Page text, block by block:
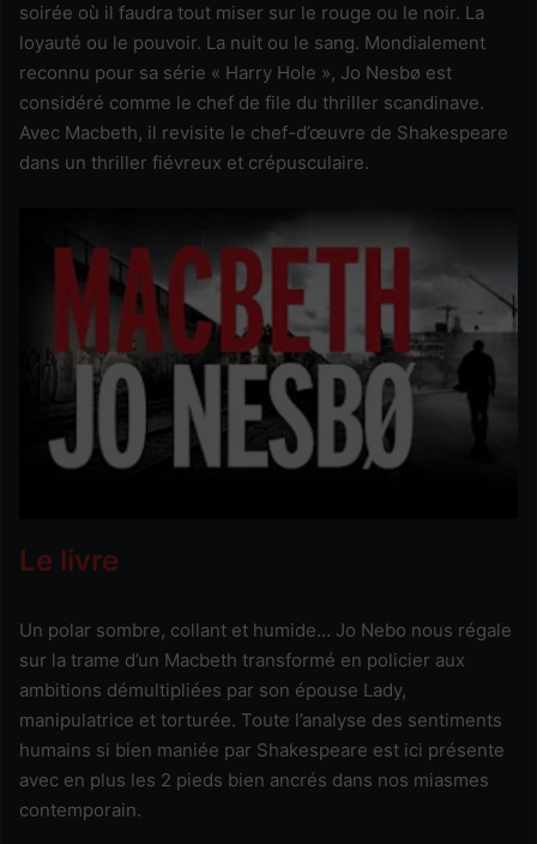
soirée où il faudra tout miser sur le rouge ou le noir. La
loyauté ou le pouvoir. La nuit ou le sang. Mondialement
reconnu pour sa série « Harry Hole », Jo Nesbø est
considéré comme le chef de file du thriller scandinave.
Avec Macbeth, il revisite le chef-d’œuvre de Shakespeare
dans un thriller fiévreux et crépusculaire.
Le livre
Un polar sombre, collant et humide… Jo Nebo nous régale
sur la trame d’un Macbeth transformé en policier aux
ambitions démultipliées par son épouse Lady,
manipulatrice et torturée. Toute l’analyse des sentiments
humains si bien maniée par Shakespeare est ici présente
avec en plus les 2 pieds bien ancrés dans nos miasmes
contemporain.